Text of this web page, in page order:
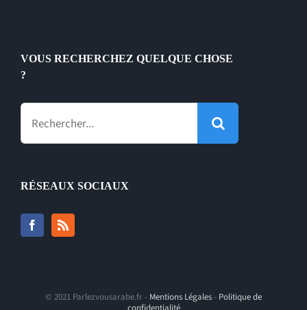
VOUS RECHERCHEZ QUELQUE CHOSE
?
Rechercher:
RÉSEAUX SOCIAUX
© 2021 Parlezvousarabe.fr - Mentions Légales- Politique de